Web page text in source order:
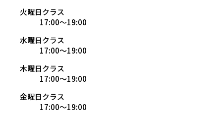
火曜日クラス
17:00～19:00
水曜日クラス
17:00～19:00
木曜日クラス
17:00～19:00
金曜日クラス
17:00～19:00